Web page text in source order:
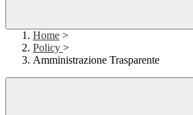
Home >
Policy >
Amministrazione Trasparente